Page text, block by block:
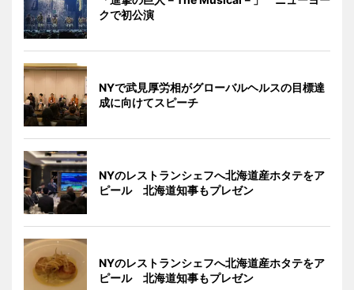
クで初公演
NYで武見厚労相がグローバルヘルスの目標達
成に向けてスピーチ
NYのレストランシェフへ北海道産ホタテをア
ピール 北海道知事もプレゼン
NYのレストランシェフへ北海道産ホタテをア
ピール 北海道知事もプレゼン